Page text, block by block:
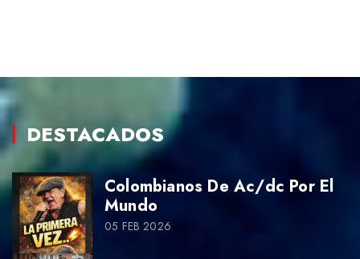
DESTACADOS
Colombianos De Ac/dc Por El
Mundo
05 FEB 2026